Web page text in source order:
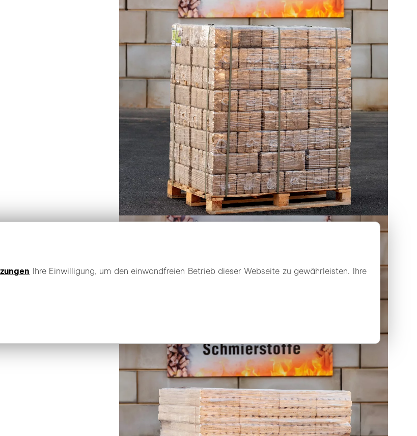
Ihre Einwilligung, um den einwandfreien Betrieb dieser Webseite zu gewährleisten. Ihre